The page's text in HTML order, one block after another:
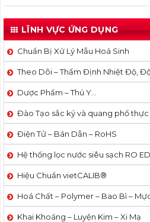
LĨNH VỰC ỨNG DỤNG
Chuẩn Bị Xử Lý Mẫu Hoá Sinh
Theo Dõi – Thẩm Định Nhiệt Độ, Độ
Dược Phẩm – Thú Y…
Đào Tạo sắc ký và quang phổ
Điện Tử – Bán Dẫn – RoHS
Hệ thống lọc nước siêu sạch RO
Hiệu Chuẩn vietCALIB®
Hoá Chất – Polymer – Bao Bì – Mực
Khai Khoáng – Luyện Kim – Xi Mạ